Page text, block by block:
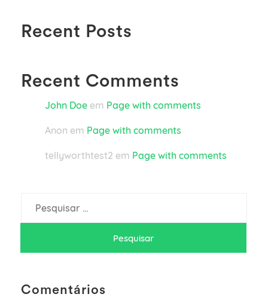
Recent Posts
Recent Comments
John Doe em Page with comments
Anon em Page with comments
tellyworthtest2 em Page with comments
por:
Comentários